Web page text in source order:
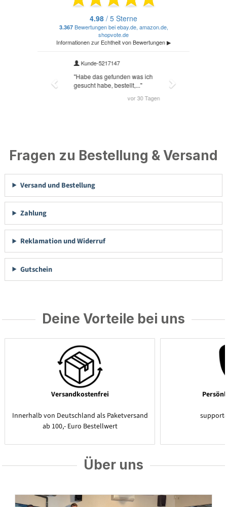
Fragen zu Bestellung & Versand
Versand und Bestellung
Zahlung
Reklamation und Widerruf
Gutschein
Deine Vorteile bei uns
Versandkostenfrei
Innerhalb von Deutschland als Paketversand
ab 100,- Euro Bestellwert
Über uns